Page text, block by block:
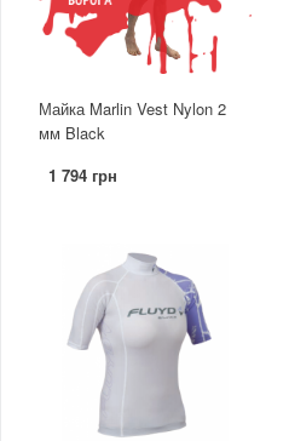
Майка Marlin Vest Nylon 2
мм Black
1 794 грн